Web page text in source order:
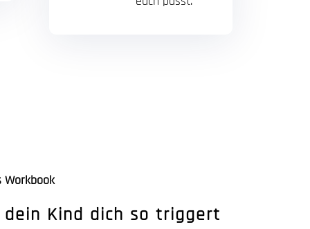
Workbook
dein Kind dich so triggert